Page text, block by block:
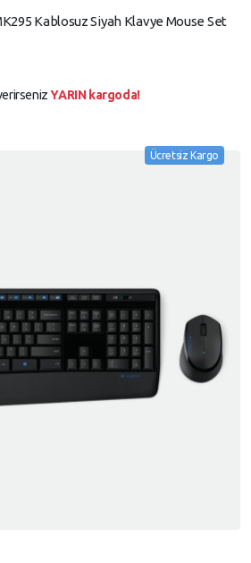
Kablosuz Siyah Klavye Mouse Set
YARIN kargoda!
Ücretsiz Kargo